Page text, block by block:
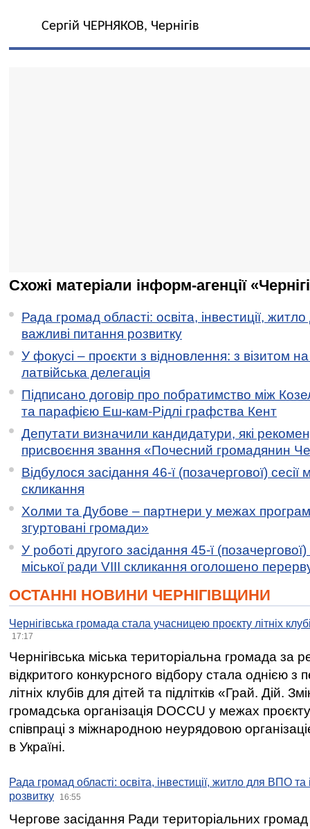
Сергій ЧЕРНЯКОВ, Чернігів
Схожі матеріали інформ-агенції
Рада громад області: освіта, інвестиції,
важливі питання розвитку
У фокусі – проєкти з відновлення: з візитом
латвійська делегація
Підписано договір про побратимство між
та парафією Еш-кам-Рідлі графства Кент
Депутати визначили кандидатури, які
присвоєння звання «Почесний громадянин
Відбулося засідання 46-ї (позачергової) сесії
скликання
Холми та Дубове – партнери у межах
згуртовані громади»
У роботі другого засідання 45-ї (позачергової)
міської ради VIII скликання оголошено
ОСТАННІ НОВИНИ ЧЕРНІГІВЩИНИ
Чернігівська громада стала учасницею проєкту літніх
17:17
Чернігівська міська територіальна громада за
відкритого конкурсного відбору стала однією
літніх клубів для дітей та підлітків «Грай. Дій.
громадська організація DOCCU у межах
співпраці з міжнародною неурядовою
в Україні.
Рада громад області: освіта, інвестиції, житло для ВПО
розвитку
16:55
Чергове засідання Ради територіальних громад